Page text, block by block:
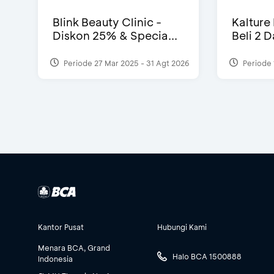
Blink Beauty Clinic -
Diskon 25% & Specia...
Periode 27 Mar 2025 - 31 Agt 2026
Kalture
Beli 2
Periode
Kantor Pusat
Menara BCA, Grand
Indonesia
Hubungi Kami
Halo BCA 1500888